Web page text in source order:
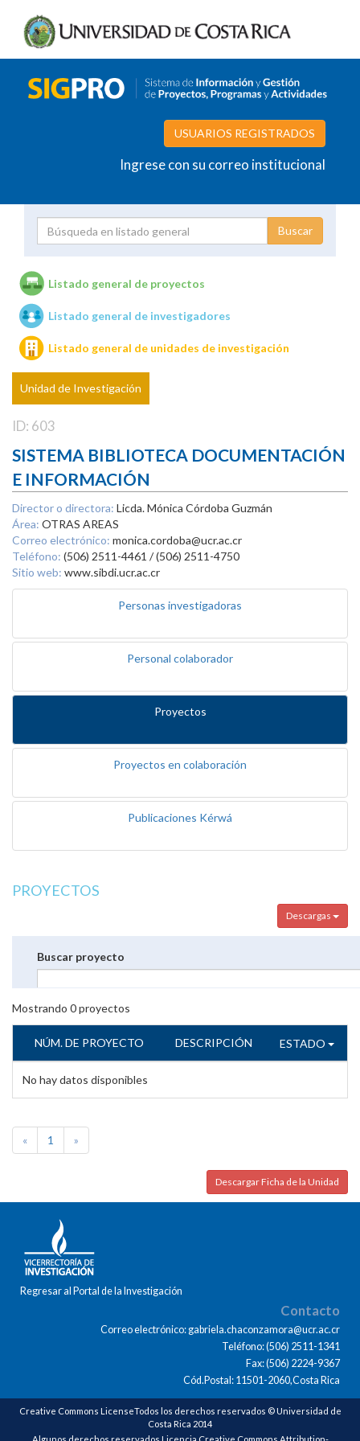
USUARIOS REGISTRADOS
Ingrese con su correo institucional
Unidades de investigación
Listado general de proyectos
Listado general de investigadores
Listado general de unidades de investigación
Unidad de Investigación
ID: 603
SISTEMA BIBLIOTECA DOCUMENTACIÓN
E INFORMACIÓN
Director o directora: Licda. Mónica Córdoba Guzmán
Área: OTRAS AREAS
Correo electrónico: monica.cordoba@ucr.ac.cr
Teléfono: (506) 2511-4461 / (506) 2511-4750
Sitio web: www.sibdi.ucr.ac.cr
Personas investigadoras
Personal colaborador
Proyectos
Proyectos en colaboración
Publicaciones Kérwá
PROYECTOS
Descargas
Buscar proyecto
Mostrando 0proyectos
NÚM. DE PROYECTO DESCRIPCIÓN ESTADO
No hay datos disponibles
« 1 »
Descargar Ficha de la Unidad
Regresar al Portal de la Investigación
Contacto
Correo electrónico: gabriela.chaconzamora@ucr.ac.cr
Teléfono: (506) 2511-1341
Fax: (506) 2224-9367
Cód.Postal: 11501-2060,Costa Rica
Creative Commons LicenseTodos los derechos reservados © Universidad de
Costa Rica 2014